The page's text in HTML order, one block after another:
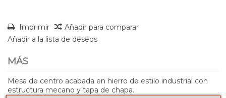
Imprimir
Añadir para comparar
Añadir a la lista de deseos
MÁS
Mesa de centro acabada en hierro de estilo industrial con
estructura mecano y tapa de chapa.